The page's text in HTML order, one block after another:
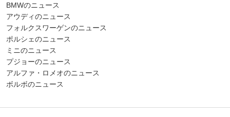
BMWのニュース
アウディのニュース
フォルクスワーゲンのニュース
ポルシェのニュース
ミニのニュース
プジョーのニュース
アルファ・ロメオのニュース
ボルボのニュース